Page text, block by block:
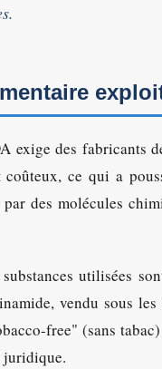
exige des fabricants
coûteux, ce qui a
des molécules
utilisées
vendu sous
free" (sans